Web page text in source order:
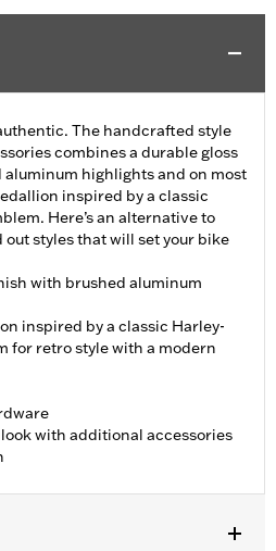
The handcrafted style
combines a durable gloss
highlights and on most
inspired by a classic
Here’s an alternative to
styles that will set your bike
with brushed aluminum
inspired by a classic Harley-
for retro style with a modern
with additional accessories